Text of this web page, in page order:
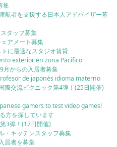
集
航者を支援する日本人アドバイザー募
タッフ募集
アメート募集
に最適なスタジオ賃貸
exterior en zona Pacifico
月からの入居者募集
de japonés idioma materno
際交流ピクニック第4弾！(25日開催)
gamers to test video games!
方を探しています
3弾！(17日開催)
・キッチンスタッフ募集
居者を募集